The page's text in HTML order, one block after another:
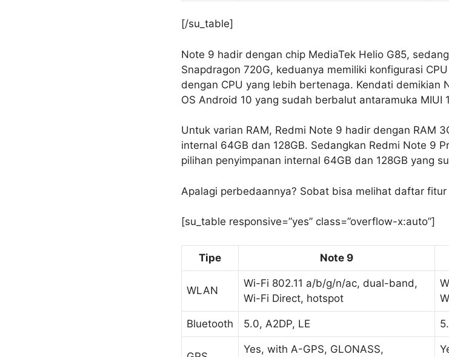
[/su_table]
Note 9 hadir dengan chip MediaTek Helio G85,
Snapdragon 720G, keduanya memiliki konfigurasi
dengan CPU yang lebih bertenaga. Kendati demikian
OS Android 10 yang sudah berbalut antaramuka MIUI
Untuk varian RAM, Redmi Note 9 hadir dengan RAM
internal 64GB dan 128GB. Sedangkan Redmi Note 9
pilihan penyimpanan internal 64GB dan 128GB yang
Apalagi perbedaannya? Sobat bisa melihat daftar
[su_table responsive=”yes” class=”overflow-x:auto”]
Tipe Note 9
WLAN
Wi-Fi 802.11 a/b/g/n/ac, dual-band,
Wi-Fi Direct, hotspot
Bluetooth 5.0, A2DP, LE
Yes, with A-GPS, GLONASS,